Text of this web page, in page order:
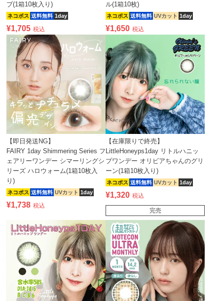
ブ(1箱10枚入り)
ネコポス 送料無料 1day
¥1,705 税込
ル(1箱10枚)
ネコポス 送料無料 UVカット 1day
¥1,650 税込
【即日発送NG】
FAIRY 1day Shimmering Series フ
ェアリーワンデー シマーリングシ
リーズ ハロウォーム(1箱10枚入
り)
ネコポス 送料無料 UVカット 1day
¥1,738 税込
【在庫限りで終売】
LittleHoneyps1day リトルハニッ
プワンデー オリビアちゃんのグリ
ーン(1箱10枚入り)
ネコポス 送料無料 UVカット 1day
¥1,320 税込
完売